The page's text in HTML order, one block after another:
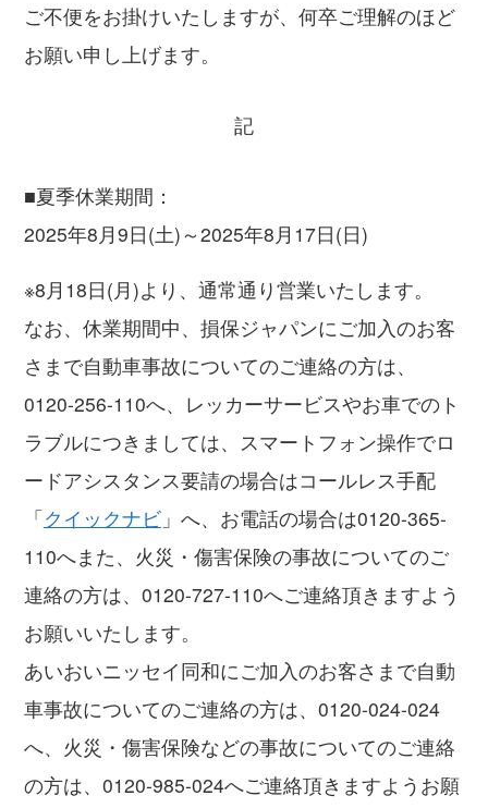
ご不便をお掛けいたしますが、何卒ご理解のほど
お願い申し上げます。
記
■夏季休業期間：
2025年8月9日(土)～2025年8月17日(日)
※8月18日(月)より、通常通り営業いたします。
なお、休業期間中、損保ジャパンにご加入のお客
さまで自動車事故についてのご連絡の方は、
0120-256-110へ、レッカーサービスやお車でのト
ラブルにつきましては、スマートフォン操作でロ
ードアシスタンス要請の場合はコールレス手配
「クイックナビ」へ、お電話の場合は0120-365-
110へまた、火災・傷害保険の事故についてのご
連絡の方は、0120-727-110へご連絡頂きますよう
お願いいたします。
あいおいニッセイ同和にご加入のお客さまで自動
車事故についてのご連絡の方は、0120-024-024
へ、火災・傷害保険などの事故についてのご連絡
の方は、0120-985-024へご連絡頂きますようお願